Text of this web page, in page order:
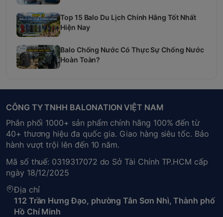
Top 15 Balo Du Lịch Chính Hãng Tốt Nhất
Hiện Nay
Balo Chống Nước Có Thực Sự Chống Nước
Hoàn Toàn?
CÔNG TY TNHH BALONATION VIỆT NAM
Phân phối 1000+ sản phẩm chính hãng 100% đến từ
40+ thương hiệu đa quốc gia. Giao hàng siêu tốc. Bảo
hành vượt trội lên đến 10 năm.
Mã số thuế: 0319317072 do Sở Tài Chính TP.HCM cấp
ngày 18/12/2025
Địa chỉ
112 Trần Hưng Đạo, phường Tân Sơn Nhì, Thành phố
Hồ Chí Minh